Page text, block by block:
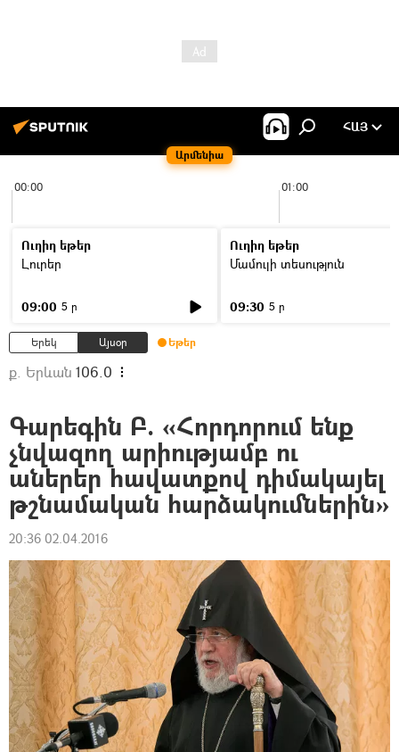
Արմենիա
ՀԱՅ
00:00 01:00
Ուղիղ եթեր
Լուրեր
09:00 5 ր
Ուղիղ եթեր
Մամուլի տեսություն
09:30 5 ր
Երեկ Այսօր Եթեր
ք. Երևան 106.0
Գարեգին Բ. «Հորդորում ենք
չնվազող արիությամբ ու
աներեր հավատքով դիմակայել
թշնամական հարձակումներին»
20:36 02.04.2016